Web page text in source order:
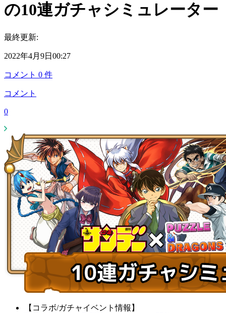
の10連ガチャシミュレーター
最終更新:
2022年4月9日00:27
コメント 0 件
コメント
0
【コラボ/ガチャイベント情報】